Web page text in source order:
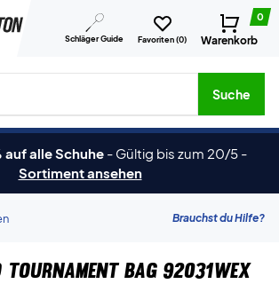
Schläger Guide Favoriten (0)
0
Warenkorb
Produkten, Marken usw.
Suche
auf alle Schuhe - Gültig bis zum 20/5 -
Sortiment ansehen
Brauchst du Hilfe?
Bag 92031WEX